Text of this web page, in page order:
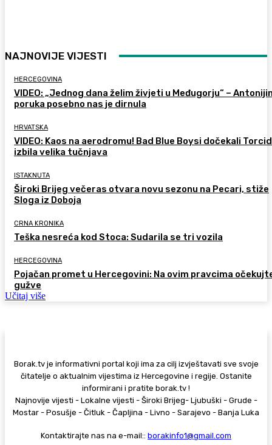
NAJNOVIJE VIJESTI
HERCEGOVINA
VIDEO: „Jednog dana želim živjeti u Međugorju“ –
poruka posebno nas je dirnula
HRVATSKA
VIDEO: Kaos na aerodromu! Bad Blue Boysi dočekali
izbila velika tučnjava
ISTAKNUTA
Široki Brijeg večeras otvara novu sezonu na Pecari, stiže
Sloga iz Doboja
CRNA KRONIKA
Teška nesreća kod Stoca: Sudarila se tri vozila
HERCEGOVINA
Pojačan promet u Hercegovini: Na ovim pravcima
gužve
Učitaj više
Borak.tv je informativni portal koji ima za cilj izvještavati sve svoje
čitatelje o aktualnim vijestima iz Hercegovine i regije. Ostanite
informirani i pratite borak.tv !
Najnovije vijesti - Lokalne vijesti - Široki Brijeg- Ljubuški - Grude -
Mostar - Posušje - Čitluk - Čapljina - Livno - Sarajevo - Banja Luka
Kontaktirajte nas na e-mail:: borakinfo1@gmail.com